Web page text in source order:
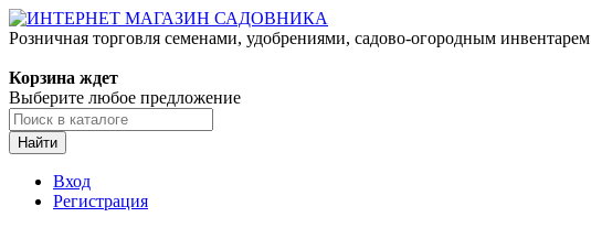
Розничная торговля семенами, удобрениями, садово-огородным инвентарем
Корзина ждет
Выберите любое предложение
Найти
Вход
Регистрация